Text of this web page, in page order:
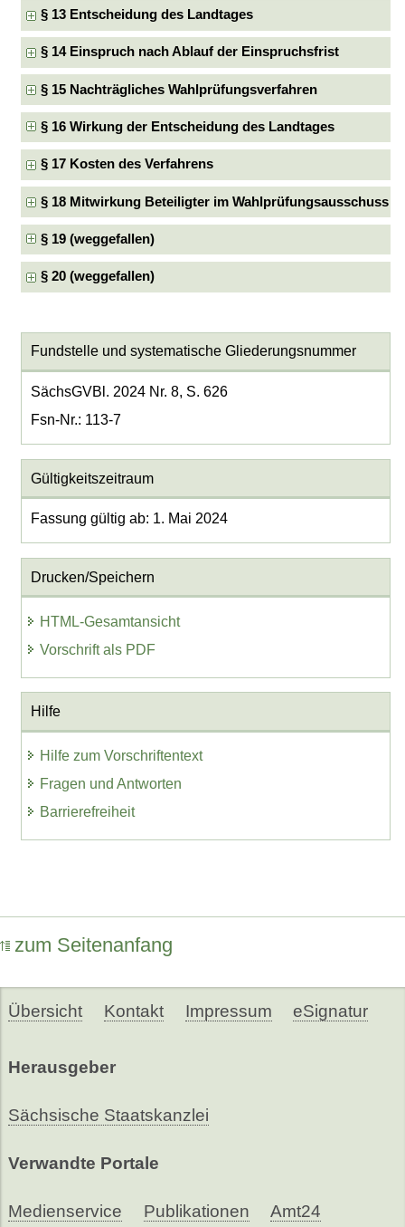
§ 13 Entscheidung des Landtages
§ 14 Einspruch nach Ablauf der Einspruchsfrist
§ 15 Nachträgliches Wahlprüfungsverfahren
§ 16 Wirkung der Entscheidung des Landtages
§ 17 Kosten des Verfahrens
§ 18 Mitwirkung Beteiligter im Wahlprüfungsausschuss
§ 19 (weggefallen)
§ 20 (weggefallen)
Fundstelle und systematische Gliederungsnummer
SächsGVBl. 2024 Nr. 8, S. 626
Fsn-Nr.: 113-7
Gültigkeitszeitraum
Fassung gültig ab: 1. Mai 2024
Drucken/Speichern
HTML-Gesamtansicht
Vorschrift als PDF
Hilfe
Hilfe zum Vorschriftentext
Fragen und Antworten
Barrierefreiheit
zum Seitenanfang
Übersicht Kontakt Impressum eSignatur
Herausgeber
Sächsische Staatskanzlei
Verwandte Portale
Medienservice Publikationen Amt24